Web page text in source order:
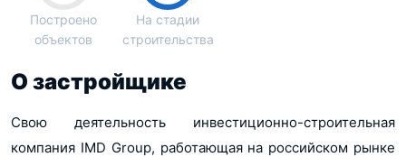
Построено
объектов
На стадии
строительства
О застройщике
Свою деятельность инвестиционно-строительная
компания IMD Group, работающая на российском рынке